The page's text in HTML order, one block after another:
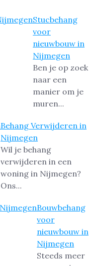
Stucbehang
voor
nieuwbouw in
Nijmegen
Ben je op zoek
naar een
manier om je
muren...
Behang Verwijderen in
Nijmegen
Wil je behang
verwijderen in een
woning in Nijmegen?
Ons...
Bouwbehang
voor
nieuwbouw in
Nijmegen
Steeds meer